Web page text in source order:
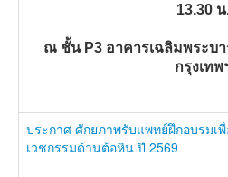
13.30 น
ณ ชั้น P3 อาคารเฉลิมพระบ
กรุงเทพ
ประกาศ ศักยภาพรับแพทย์ฝึกอบรมเ
เวชกรรมด้านต้อหิน ปี 2569